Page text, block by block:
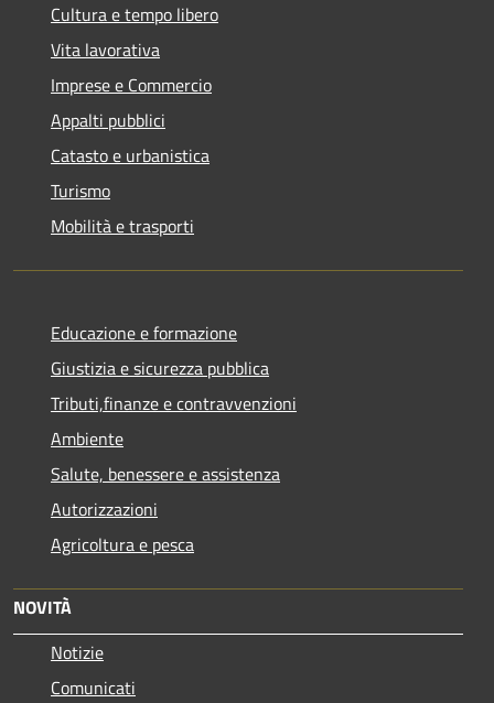
Cultura e tempo libero
Vita lavorativa
Imprese e Commercio
Appalti pubblici
Catasto e urbanistica
Turismo
Mobilità e trasporti
Educazione e formazione
Giustizia e sicurezza pubblica
Tributi,finanze e contravvenzioni
Ambiente
Salute, benessere e assistenza
Autorizzazioni
Agricoltura e pesca
NOVITÀ
Notizie
Comunicati